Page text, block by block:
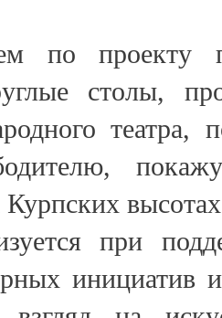
по проекту
столы,
театра,
Курпских
при
инициатив